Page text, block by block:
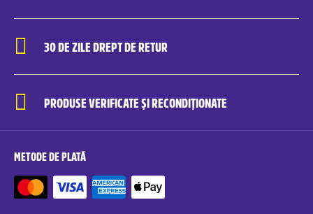
30 DE ZILE DREPT DE RETUR
PRODUSE VERIFICATE ȘI RECONDIȚIONATE
METODE DE PLATĂ